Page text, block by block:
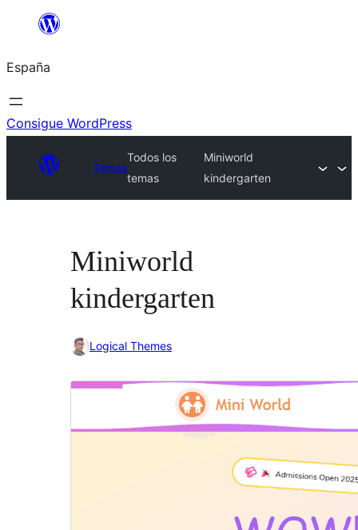
Saltar
contenido
España
Consigue WordPress
Temas
Todos los
temas
Miniworld
kindergarten
Miniworld
kindergarten
Logical Themes